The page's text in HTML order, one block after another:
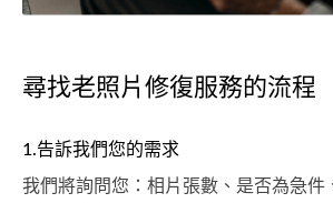
尋找老照片修復服務的流程
1.告訴我們您的需求
我們將詢問您：相片張數、是否為急件